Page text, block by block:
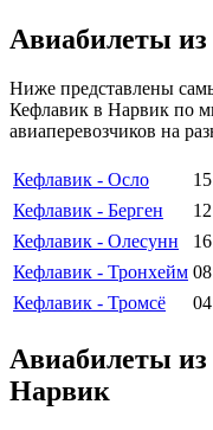
Авиабилеты
Ниже представлены
Кефлавик в Нарвик по
авиаперевозчиков на
Кефлавик - Осло
Кефлавик - Берген
Кефлавик - Олесунн
Кефлавик - Тронхейм
Кефлавик - Тромсё
Авиабилеты из
Нарвик